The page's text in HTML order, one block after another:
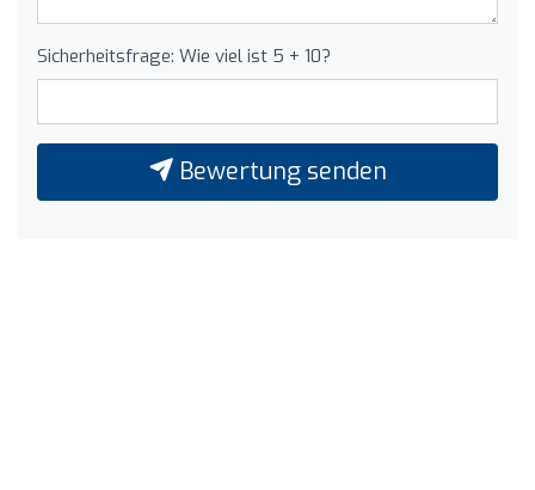
Sicherheitsfrage: Wie viel ist 5 + 10?
Bewertung senden